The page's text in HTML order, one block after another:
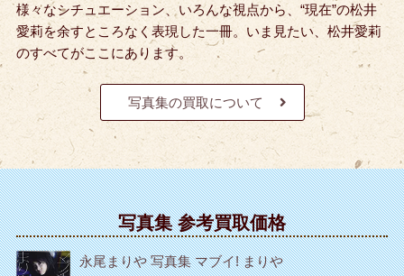
様々なシチュエーション、いろんな視点から、“現在”の松井
愛莉を余すところなく表現した一冊。いま見たい、松井愛莉
のすべてがここにあります。
写真集の買取について
写真集 参考買取価格
永尾まりや 写真集 マブイ! まりや